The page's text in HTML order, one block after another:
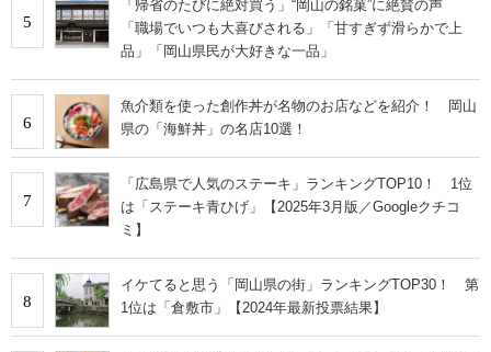
5
「帰省のたびに絶対買う」“岡山の銘菓”に絶賛の声
「職場でいつも大喜びされる」「甘すぎず滑らかで上
品」「岡山県民が大好きな一品」
6
魚介類を使った創作丼が名物のお店などを紹介！ 岡山
県の「海鮮丼」の名店10選！
7
「広島県で人気のステーキ」ランキングTOP10！ 1位
は「ステーキ青ひげ」【2025年3月版／Googleクチコ
ミ】
8
イケてると思う「岡山県の街」ランキングTOP30！ 第
1位は「倉敷市」【2024年最新投票結果】